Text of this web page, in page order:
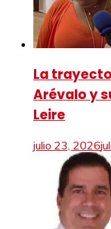
La
Arévalo y
Leire
julio 23, 2026